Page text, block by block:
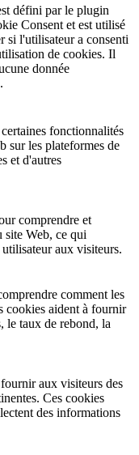
défini par le plugin
Consent et est utilisé
si l'utilisateur a consenti
de cookies. Il
donnée
fonctionnalités
sur les plateformes de
et d'autres
comprendre et
site Web, ce qui
aux visiteurs.
comment les
cookies aident à fournir
le taux de rebond, la
aux visiteurs des
Ces cookies
des informations